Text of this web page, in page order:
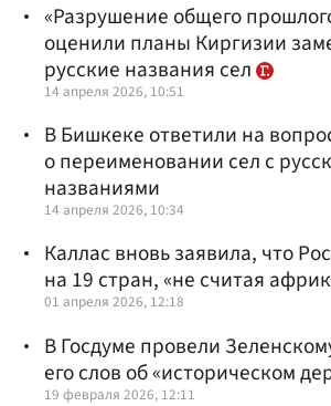
«Разрушение общего
оценили планы Киргизии
русские названия сел
14 апреля 2026, 10:51
В Бишкеке ответили на
о переименовании сел с
названиями
14 апреля 2026, 10:34
Каллас вновь заявила, что
на 19 стран, «не считая
01 апреля 2026, 12:18
В Госдуме провели
его слов об «историческом
19 февраля 2026, 12:11